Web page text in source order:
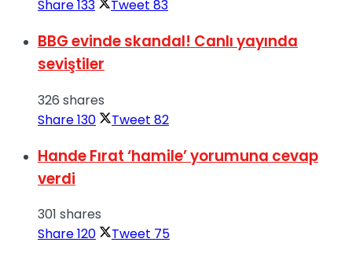
Share133 Tweet 83
BBG evinde skandal! Canlı yayında
seviştiler
326 shares
Share130 Tweet 82
Hande Fırat ‘hamile’ yorumuna cevap
verdi
301 shares
Share120 Tweet 75